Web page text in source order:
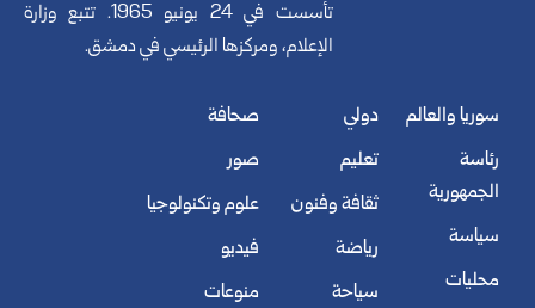
تأسست في 24 يونيو 1965. تتبع وزارة
الإعلام، ومركزها الرئيسي في دمشق.
سوريا والعالم
رئاسة
الجمهورية
سياسة
محليات
دولي
تعليم
ثقافة وفنون
رياضة
سياحة
صحافة
صور
علوم وتكنولوجيا
فيديو
منوعات